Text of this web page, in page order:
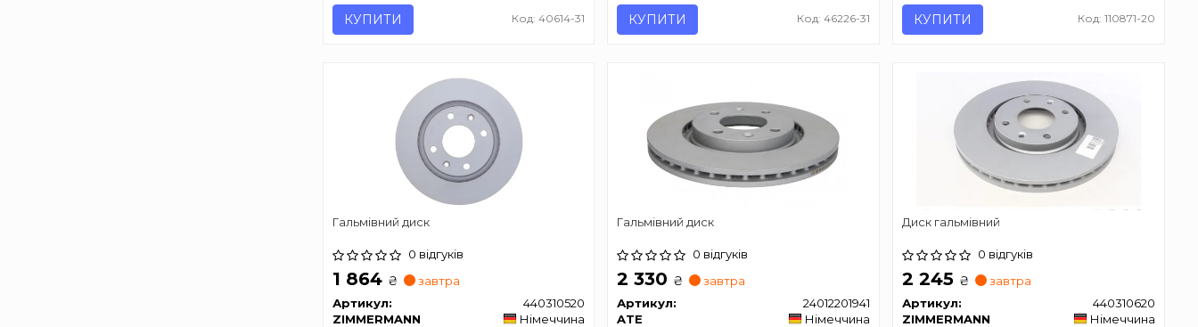
КУПИТИ Код: 40614-31 КУПИТИ Код: 46226-31 КУПИТИ Код: 110871-20
Гальмівний диск
0 відгуків
1 864 ₴
завтра
Артикул:
440310520
ZIMMERMANN
Німеччина
Гальмівний диск
0 відгуків
2 330 ₴
завтра
Артикул:
24012201941
ATE
Німеччина
Диск гальмівний
0 відгуків
2 245 ₴
завтра
Артикул:
440310620
ZIMMERMANN
Німеччина